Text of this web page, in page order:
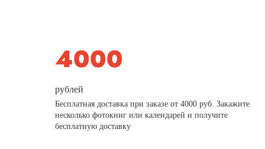
рублей
Бесплатная доставка при заказе от 4000 руб. Закажите
несколько фотокниг или календарей и получите
бесплатную доставку